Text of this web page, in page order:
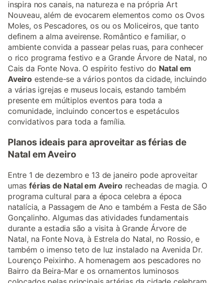
inspira nos canais, na natureza e na própria Art
Nouveau, além de evocarem elementos como os Ovos
Moles, os Pescadores, os ou os Moliceiros, que tanto
definem a alma aveirense. Romântico e familiar, o
ambiente convida a passear pelas ruas, para conhecer
o rico programa festivo e a Grande Árvore de Natal, no
Cais da Fonte Nova. O espírito festivo do Natal em
Aveiroestende-se a vários pontos da cidade, incluindo
a várias igrejas e museus locais, estando também
presente em múltiplos eventos para toda a
comunidade, incluindo concertos e espetáculos
convidativos para toda a família.
Planos ideais para aproveitar as férias de
Natal em Aveiro
Entre 1 de dezembro e 13 de janeiro pode aproveitar
umasférias de Natal em Aveirorecheadas de magia. O
programa cultural para a época celebra a época
natalícia, a Passagem de Ano e também a Festa de São
Gonçalinho. Algumas das atividades fundamentais
durante a estadia são a visita à Grande Árvore de
Natal, na Fonte Nova, à Estrela do Natal, no Rossio, e
também o imenso teto de luz instalado na Avenida Dr.
Lourenço Peixinho. A homenagem aos pescadores no
Bairro da Beira-Mar e os ornamentos luminosos